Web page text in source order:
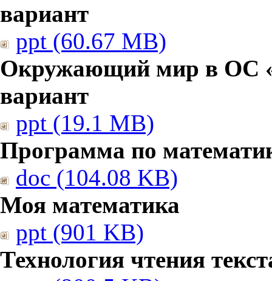
вариант
ppt (60.67 MB)
Окружающий мир в ОС
вариант
ppt (19.1 MB)
Программа по
doc (104.08 KB)
Моя математика
ppt (901 KB)
Технология чтения